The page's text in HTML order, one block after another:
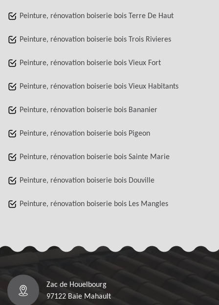
Peinture, rénovation boiserie bois Terre De Haut
Peinture, rénovation boiserie bois Trois Rivieres
Peinture, rénovation boiserie bois Vieux Fort
Peinture, rénovation boiserie bois Vieux Habitants
Peinture, rénovation boiserie bois Bananier
Peinture, rénovation boiserie bois Pigeon
Peinture, rénovation boiserie bois Sainte Marie
Peinture, rénovation boiserie bois Douville
Peinture, rénovation boiserie bois Les Mangles
Zac de Houelbourg
97122 Baie Mahault